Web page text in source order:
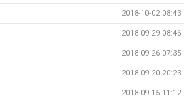
2018-10-02 08:43
2018-09-29 08:46
2018-09-26 07:35
2018-09-20 20:23
2018-09-15 11:12